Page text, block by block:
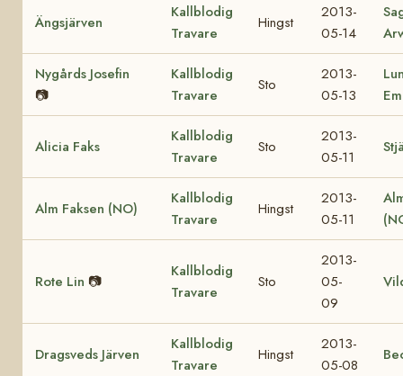
Ängsjärven
Kallblodig
Travare
Hingst
2013-
05-14
Nygårds Josefin
📷
Kallblodig
Travare
Sto
2013-
05-13
Alicia Faks
Kallblodig
Travare
Sto
2013-
05-11
Alm Faksen (NO)
Kallblodig
Travare
Hingst
2013-
05-11
Rote Lin 📷
Kallblodig
Travare
Sto
2013-
05-
09
Dragsveds Järven
Kallblodig
Travare
Hingst
2013-
05-08